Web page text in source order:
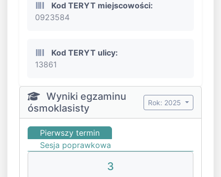
Kod TERYT miejscowości:
0923584
Kod TERYT ulicy:
13861
Wyniki egzaminu
ósmoklasisty
Rok: 2025
Pierwszy termin
Sesja poprawkowa
3